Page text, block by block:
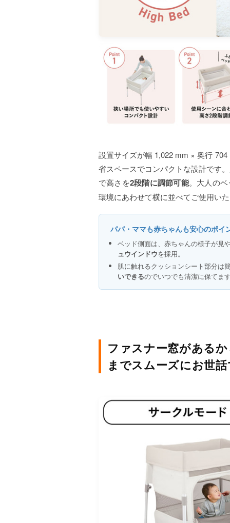
設置サイズが幅 1,022 mm × 奥行
省スペースでコンパクトな設計です
で高さを2段階に調節可能。大人の
環境にあわせて横に並べてご使用い
パパ・ママも赤ちゃんも安心のポイ
ベッド側面は、赤ちゃんの様子が見
ュウインドウを採用。
肌に触れるクッションシート部分は
いできるのでいつでも清潔に保てま
ファスナー窓がある
までスムーズにお世